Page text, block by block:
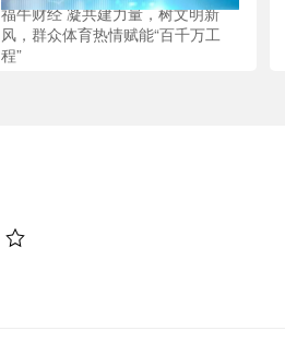
福牛财经 凝共建力量，树文明新
风，群众体育热情赋能“百千万工
程”